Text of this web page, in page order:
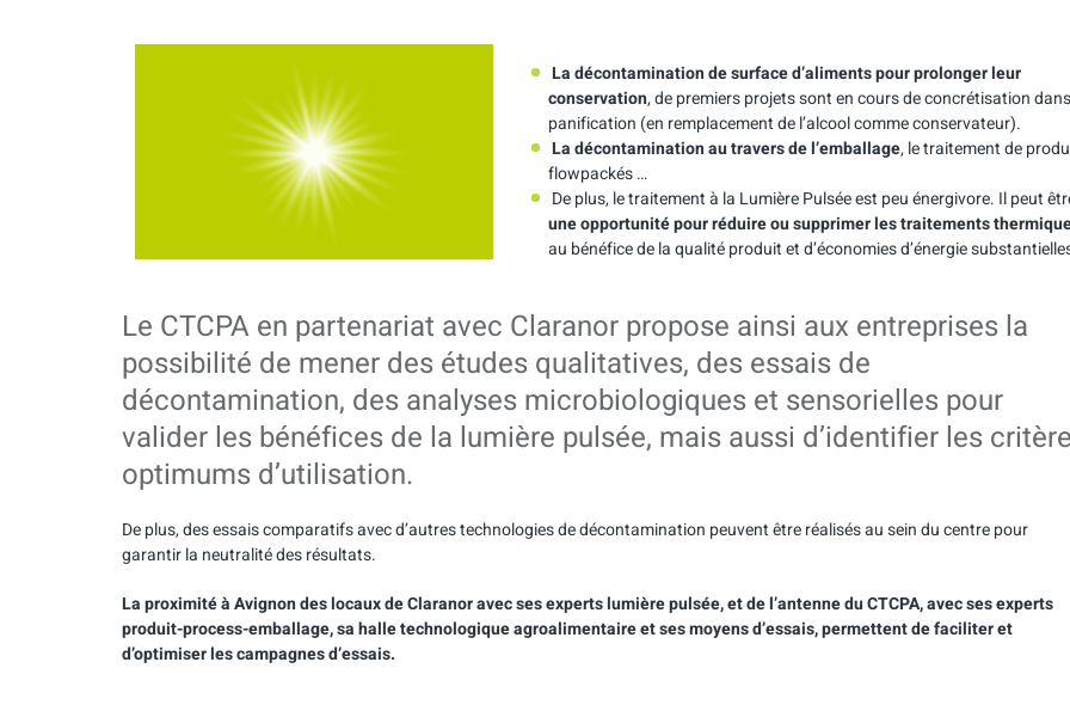
La décontamination de surface d’aliments pour prolonger leur
conservation, de premiers projets sont en cours de concrétisation
panification (en remplacement de l’alcool comme conservateur).
La décontamination au travers de l’emballage, le traitement de
flowpackés …
De plus, le traitement à la Lumière Pulsée est peu énergivore. Il peut
une opportunité pour réduire ou supprimer les traitements
au bénéfice de la qualité produit et d’économies d’énergie
Le CTCPA en partenariat avec Claranor propose ainsi aux entreprises la
possibilité de mener des études qualitatives, des essais de
décontamination, des analyses microbiologiques et sensorielles pour
valider les bénéfices de la lumière pulsée, mais aussi d’identifier les
optimums d’utilisation.
De plus, des essais comparatifs avec d’autres technologies de décontamination peuvent être réalisés au sein du centre pour
garantir la neutralité des résultats.
La proximité à Avignon des locaux de Claranor avec ses experts lumière pulsée, et de l’antenne du CTCPA, avec ses experts
produit-process-emballage, sa halle technologique agroalimentaire et ses moyens d’essais, permettent de faciliter et
d’optimiser les campagnes d’essais.